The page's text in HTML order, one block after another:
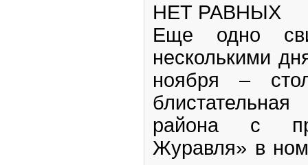
НЕТ РАВНЫХ
Еще одно
несколькими
ноября –
района с
Журавля» в